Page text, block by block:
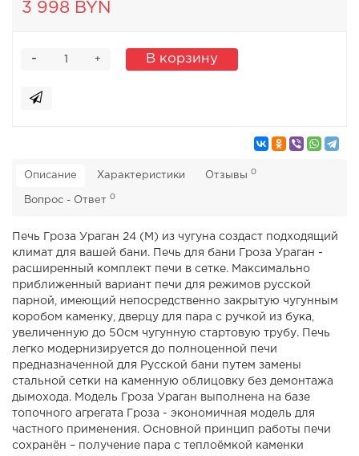
3 998 BYN
+
- В корзину
Описание Характеристики Отзывы 0
Вопрос - Ответ 0
Печь Гроза Ураган 24 (М) из чугуна создаст подходящий
климат для вашей бани. Печь для бани Гроза Ураган -
расширенный комплект печи в сетке. Максимально
приближенный вариант печи для режимов русской
парной, имеющий непосредственно закрытую чугунным
коробом каменку, дверцу для пара с ручкой из бука,
увеличенную до 50см чугунную стартовую трубу. Печь
легко модернизируется до полноценной печи
предназначенной для Русской бани путем замены
стальной сетки на каменную облицовку без демонтажа
дымохода. Модель Гроза Ураган выполнена на базе
топочного агрегата Гроза - экономичная модель для
частного применения. Основной принцип работы печи
сохранён – получение пара с теплоёмкой каменки